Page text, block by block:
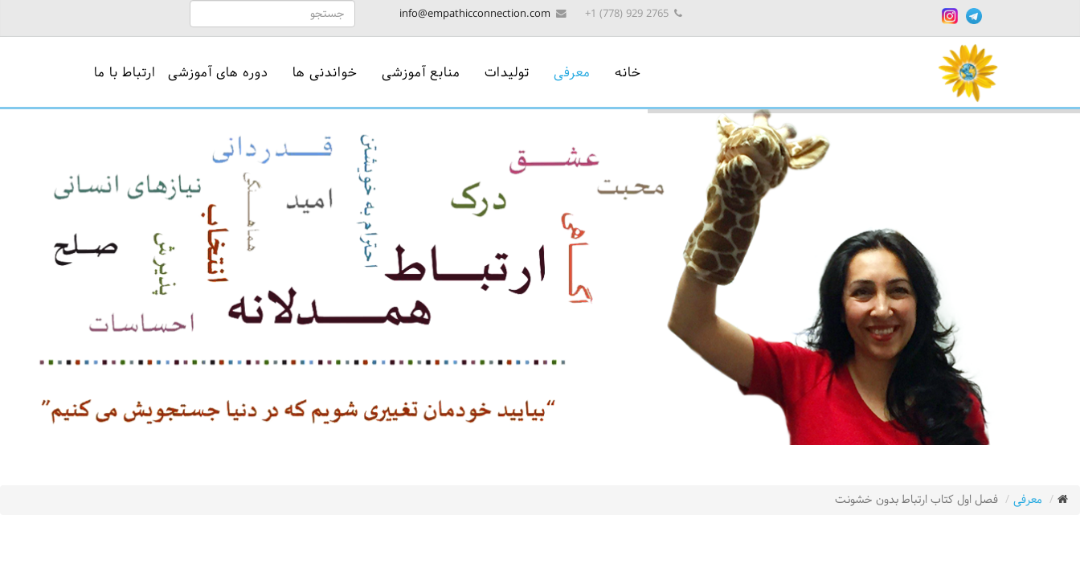
info@empathicconnection.com
خانه معرفی تولیدات منابع آموزشی خواندنی ها دوره های آموزشی ارتباط با ما
معرفی فصل اول کتاب ارتباط بدون خشونت